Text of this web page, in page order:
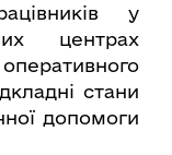
у
центрах
стани
допомоги